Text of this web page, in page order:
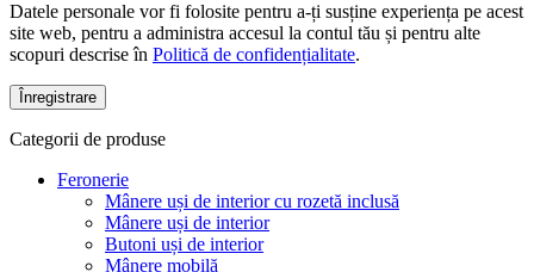
Datele personale vor fi folosite pentru a-ți susține experiența pe acest
site web, pentru a administra accesul la contul tău și pentru alte
scopuri descrise în Politică de confidențialitate.
Înregistrare
Categorii de produse
Feronerie
Mânere uși de interior cu rozetă inclusă
Mânere uși de interior
Butoni uși de interior
Mânere mobilă